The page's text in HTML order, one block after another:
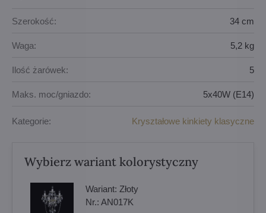
Szerokość: 34 cm
Waga: 5,2 kg
Ilość żarówek: 5
Maks. moc/gniazdo: 5x40W (E14)
Kategorie: Kryształowe kinkiety klasyczne
Wybierz wariant kolorystyczny
Wariant: Złoty
Nr.: AN017K